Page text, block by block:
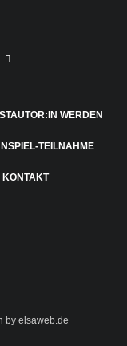
WERDEN
TEILNAHME
KONTAKT
by elsaweb.de